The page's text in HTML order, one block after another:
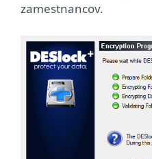
zamestnancov.